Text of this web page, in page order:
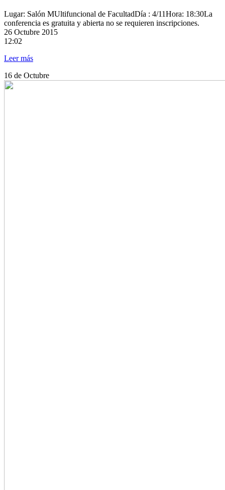
Lugar: Salón MUltifuncional de FacultadDía : 4/11Hora: 18:30La
conferencia es gratuita y abierta no se requieren inscripciones.
26 Octubre 2015
12:02
Leer más
16 de Octubre